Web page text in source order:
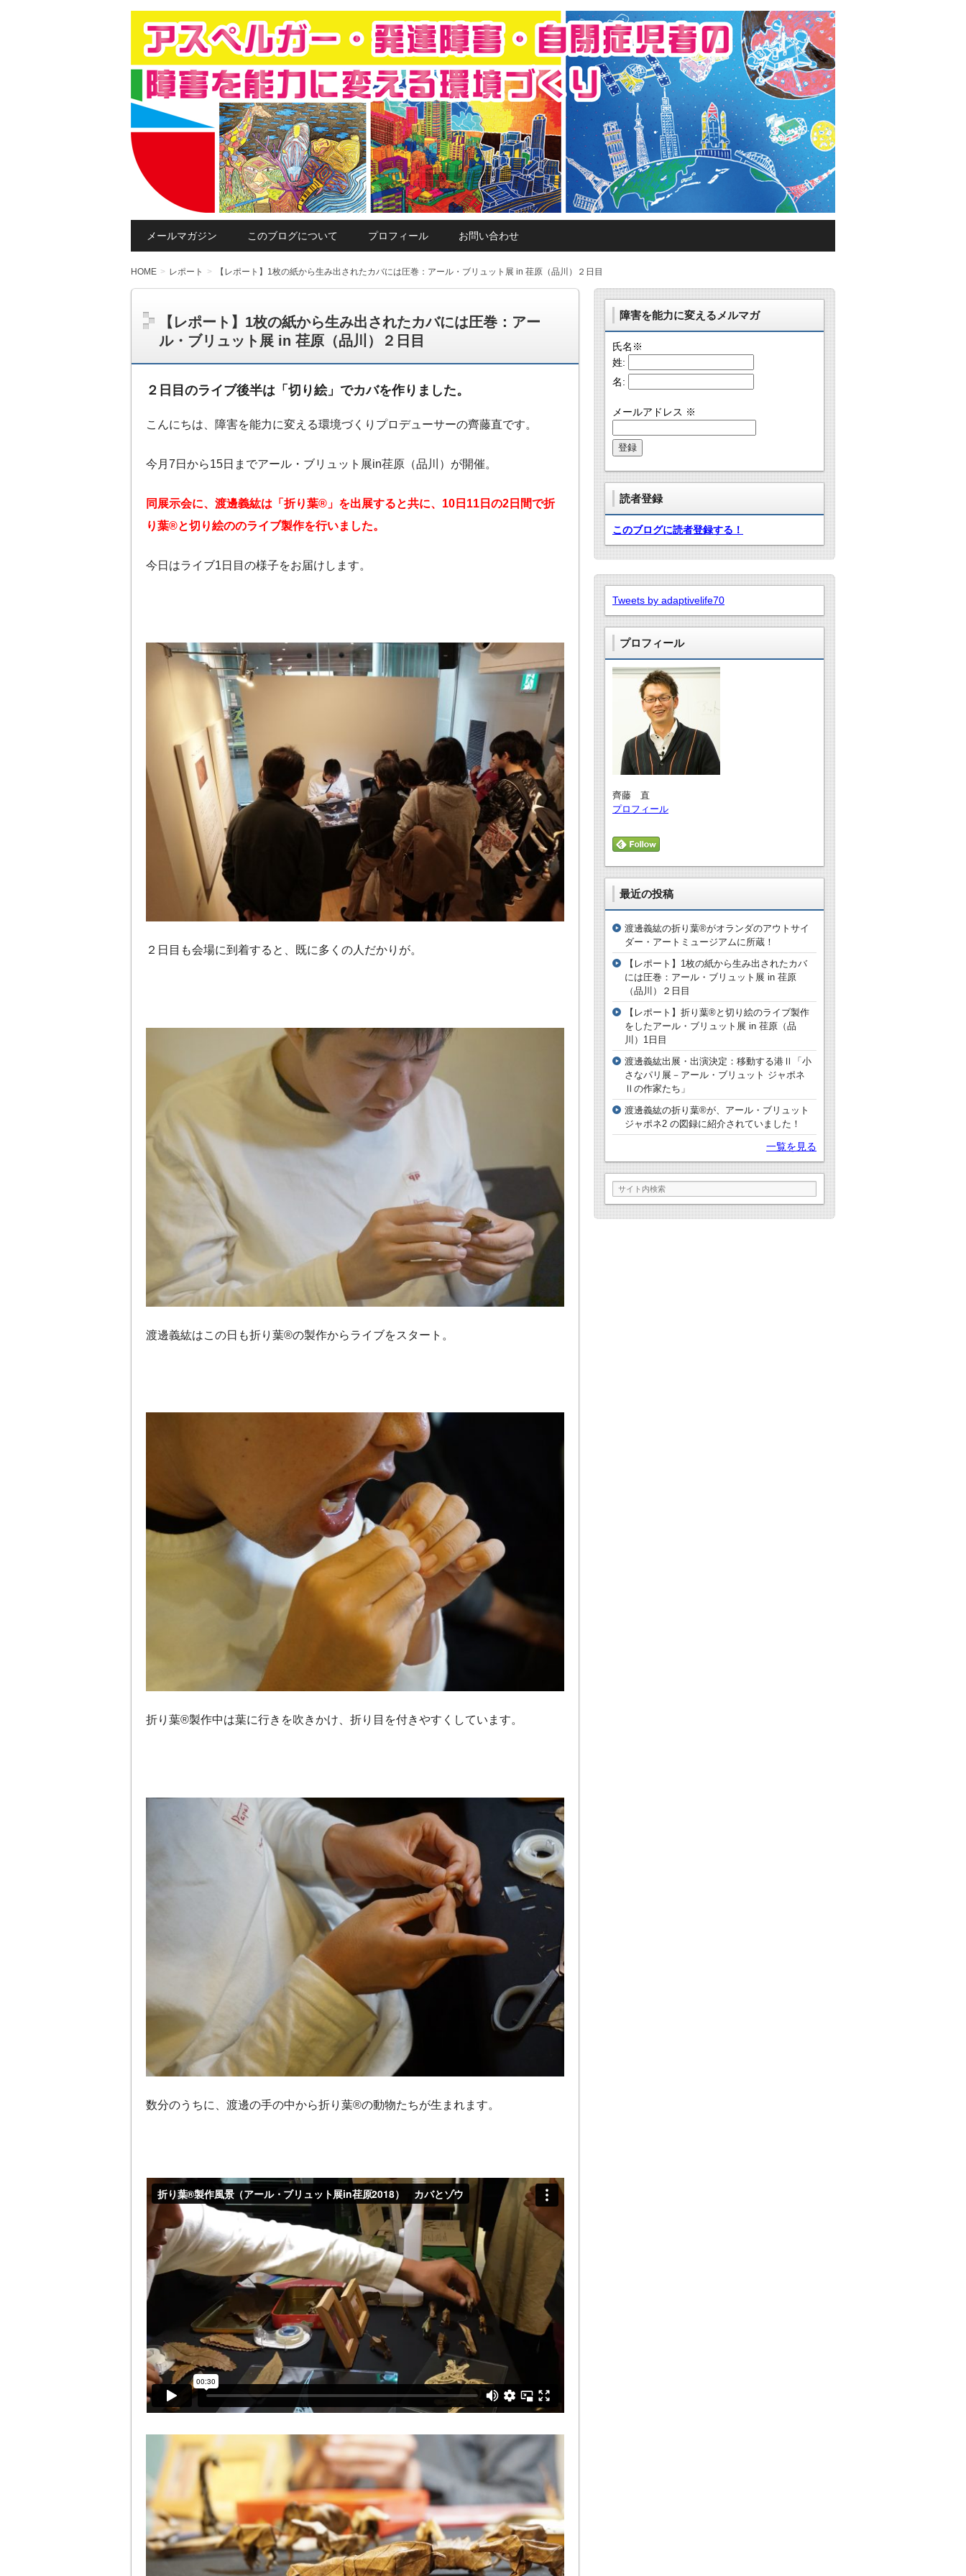
アスペルガー・発達障害・自閉症児者の障害を能力に変える環境づくり
このブログは、「障害は環境を変えると能力になる」と題して、特異的なスペック（能力）があ
りつつも、障害があるために、その能力が埋もれている人を発掘・プロデュースして、世に出す
ことを目的にしています。
メールマガジン このブログについて プロフィール お問い合わせ
HOME レポート 【レポート】1枚の紙から生み出されたカバには圧巻：アール・ブリュット展 in 荏原（品川）２日目
【レポート】1枚の紙から生み出されたカバには圧巻：アー
ル・ブリュット展 in 荏原（品川）２日目
２日目のライブ後半は「切り絵」でカバを作りました。
こんにちは、障害を能力に変える環境づくりプロデューサーの齊藤直です。
今月7日から15日までアール・ブリュット展in荏原（品川）が開催。
同展示会に、渡邊義紘は「折り葉®」を出展すると共に、10日11日の2日間で折
り葉®と切り絵ののライブ製作を行いました。
今日はライブ1日目の様子をお届けします。
２日目も会場に到着すると、既に多くの人だかりが。
渡邊義紘はこの日も折り葉®の製作からライブをスタート。
折り葉®製作中は葉に行きを吹きかけ、折り目を付きやすくしています。
数分のうちに、渡邊の手の中から折り葉®の動物たちが生まれます。
障害を能力に変えるメルマガ
氏名 ※
姓:
名:
メールアドレス ※
読者登録
このブログに読者登録する！
Tweets by adaptivelife70
プロフィール
齊藤 直
プロフィール
最近の投稿
渡邊義紘の折り葉®がオランダのアウトサイ
ダー・アートミュージアムに所蔵！
【レポート】1枚の紙から生み出されたカバ
には圧巻：アール・ブリュット展 in 荏原
（品川）２日目
【レポート】折り葉®と切り絵のライブ製作
をしたアール・ブリュット展 in 荏原（品
川）1日目
渡邊義紘出展・出演決定：移動する港Ⅱ「小
さなパリ展－アール・ブリュット ジャポネ
Ⅱの作家たち」
渡邊義紘の折り葉®が、アール・ブリュット
ジャポネ2 の図録に紹介されていました！
一覧を見る